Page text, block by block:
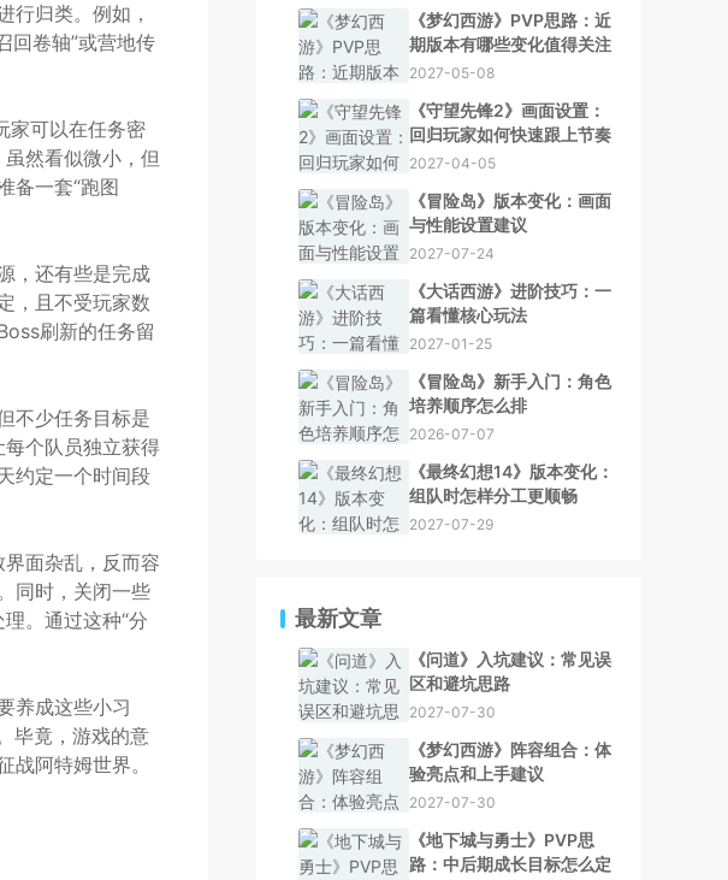
行归类。例如，
回卷轴”或营地传
家可以在任务密
然看似微小，但
备一套“跑图
，还有些是完成
，且不受玩家数
刷新的任务留
不少任务目标是
每个队员独立获得
约定一个时间段
面杂乱，反而容
同时，关闭一些
。通过这种“分
养成这些小习
毕竟，游戏的意
阿特姆世界。
《梦幻西游》PVP思路：近
期版本有哪些变化值得关注
2027-05-08
《守望先锋2》画面设置：
回归玩家如何快速跟上节奏
2027-04-05
《冒险岛》版本变化：画面
与性能设置建议
2027-07-24
《大话西游》进阶技巧：一
篇看懂核心玩法
2027-01-25
《冒险岛》新手入门：角色
培养顺序怎么排
2026-07-07
《最终幻想14》版本变化：
组队时怎样分工更顺畅
2027-07-29
最新文章
《问道》入坑建议：常见误
区和避坑思路
2027-07-30
《梦幻西游》阵容组合：体
验亮点和上手建议
2027-07-30
《地下城与勇士》PVP思
路：中后期成长目标怎么定